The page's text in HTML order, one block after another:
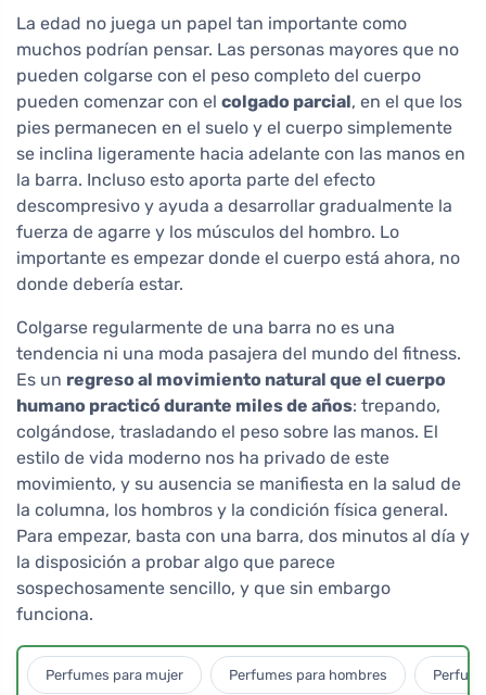
La edad no juega un papel tan importante como
muchos podrían pensar. Las personas mayores que no
pueden colgarse con el peso completo del cuerpo
pueden comenzar con el colgado parcial, en el que los
pies permanecen en el suelo y el cuerpo simplemente
se inclina ligeramente hacia adelante con las manos en
la barra. Incluso esto aporta parte del efecto
descompresivo y ayuda a desarrollar gradualmente la
fuerza de agarre y los músculos del hombro. Lo
importante es empezar donde el cuerpo está ahora, no
donde debería estar.
Colgarse regularmente de una barra no es una
tendencia ni una moda pasajera del mundo del fitness.
Es un regreso al movimiento natural que el cuerpo
humano practicó durante miles de años: trepando,
colgándose, trasladando el peso sobre las manos. El
estilo de vida moderno nos ha privado de este
movimiento, y su ausencia se manifiesta en la salud de
la columna, los hombros y la condición física general.
Para empezar, basta con una barra, dos minutos al día y
la disposición a probar algo que parece
sospechosamente sencillo, y que sin embargo
funciona.
Perfumes para mujer Perfumes para hombres